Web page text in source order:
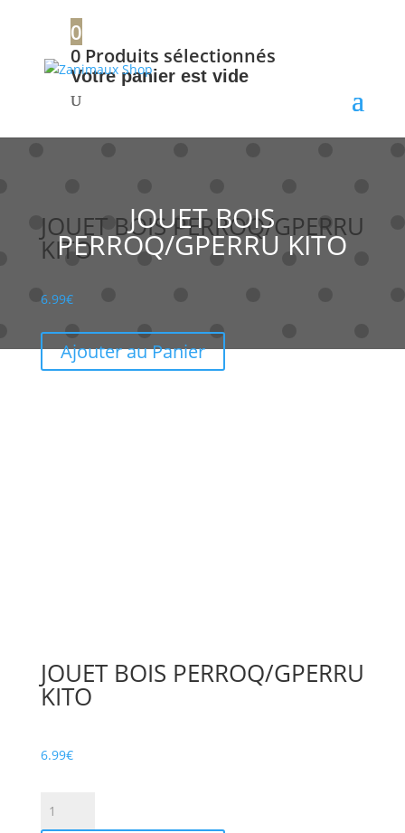
0
0 Produits sélectionnés
Votre panier est vide
JOUET BOIS
PERROQ/GPERRU KITO
JOUET BOIS PERROQ/GPERRU
KITO
6.99€
Ajouter au Panier
JOUET BOIS PERROQ/GPERRU
KITO
6.99€